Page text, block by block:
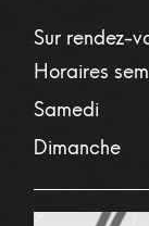
Sur rendez-
Horaires
Samedi
Dimanche